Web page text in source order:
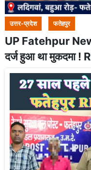
उत्तर-प्रदेश फतेहपुर
UP Fatehpur
दर्ज हुआ था मुकदमा !